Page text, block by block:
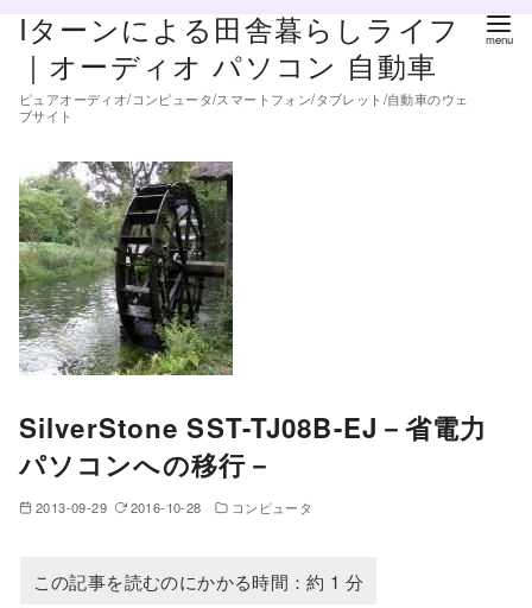
Iターンによる田舎暮らしライフ
｜オーディオ パソコン 自動車
ピュアオーディオ/コンピュータ/スマートフォン/タブレット/自動車のウェ
ブサイト
SilverStone SST-TJ08B-EJ－省電力
パソコンへの移行－
2013-09-29 2016-10-28 コンピュータ